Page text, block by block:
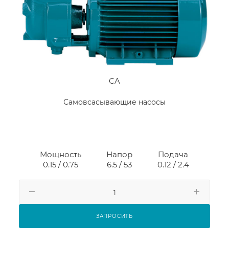
CA
Самовсасывающие насосы
Мощность
0.15 / 0.75
Напор
6.5 / 53
Подача
0.12 / 2.4
ЗАПРОСИТЬ